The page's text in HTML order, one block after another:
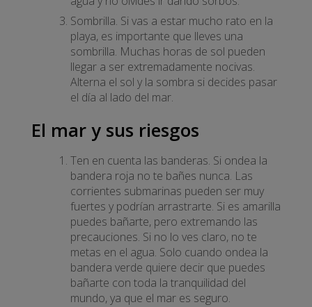
Sombrilla. Si vas a estar mucho rato en la
playa, es importante que lleves una
sombrilla. Muchas horas de sol pueden
llegar a ser extremadamente nocivas.
Alterna el sol y la sombra si decides pasar
el día al lado del mar.
El mar y sus riesgos
Ten en cuenta las banderas. Si ondea la
bandera roja no te bañes nunca. Las
corrientes submarinas pueden ser muy
fuertes y podrían arrastrarte. Si es amarilla
puedes bañarte, pero extremando las
precauciones. Si no lo ves claro, no te
metas en el agua. Solo cuando ondea la
bandera verde quiere decir que puedes
bañarte con toda la tranquilidad del
mundo, ya que el mar es seguro.